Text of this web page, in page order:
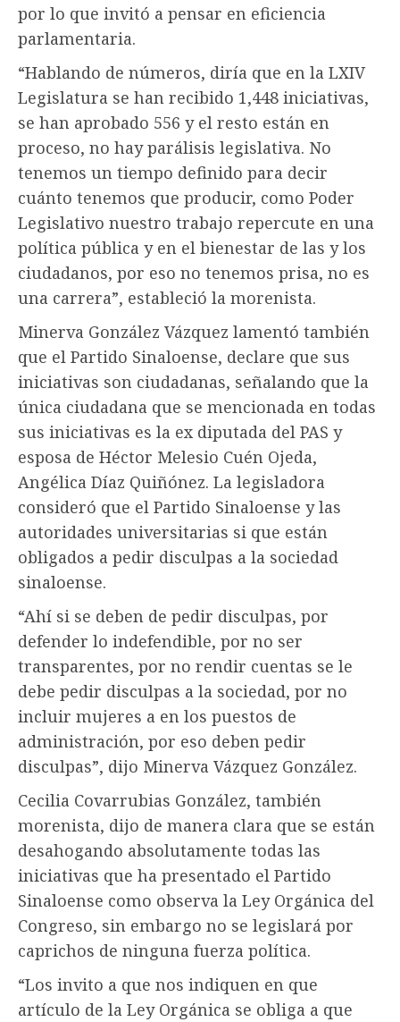
por lo que invitó a pensar en eficiencia
parlamentaria.
“Hablando de números, diría que en la LXIV
Legislatura se han recibido 1,448 iniciativas,
se han aprobado 556 y el resto están en
proceso, no hay parálisis legislativa. No
tenemos un tiempo definido para decir
cuánto tenemos que producir, como Poder
Legislativo nuestro trabajo repercute en una
política pública y en el bienestar de las y los
ciudadanos, por eso no tenemos prisa, no es
una carrera”, estableció la morenista.
Minerva González Vázquez lamentó también
que el Partido Sinaloense, declare que sus
iniciativas son ciudadanas, señalando que la
única ciudadana que se mencionada en todas
sus iniciativas es la ex diputada del PAS y
esposa de Héctor Melesio Cuén Ojeda,
Angélica Díaz Quiñónez. La legisladora
consideró que el Partido Sinaloense y las
autoridades universitarias si que están
obligados a pedir disculpas a la sociedad
sinaloense.
“Ahí si se deben de pedir disculpas, por
defender lo indefendible, por no ser
transparentes, por no rendir cuentas se le
debe pedir disculpas a la sociedad, por no
incluir mujeres a en los puestos de
administración, por eso deben pedir
disculpas”, dijo Minerva Vázquez González.
Cecilia Covarrubias González, también
morenista, dijo de manera clara que se están
desahogando absolutamente todas las
iniciativas que ha presentado el Partido
Sinaloense como observa la Ley Orgánica del
Congreso, sin embargo no se legislará por
caprichos de ninguna fuerza política.
“Los invito a que nos indiquen en que
artículo de la Ley Orgánica se obliga a que